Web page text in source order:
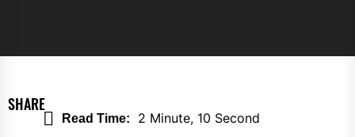
SHARE
Read Time: 2 Minute, 10 Second